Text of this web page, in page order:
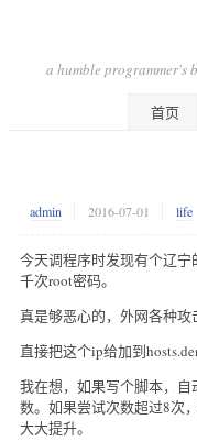
a humble
首页
admin 2016-07-01 life
今天调程序时发现有个辽
千次root密码。
真是够恶心的，外网各种攻
直接把这个ip给加到
我在想，如果写个脚本，
数。如果尝试次数超过8次
大大提升。